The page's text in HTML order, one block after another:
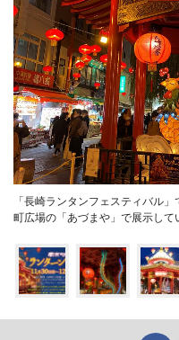
「長崎ランタンフェスティバル
町広場の「あづまや」で展示して